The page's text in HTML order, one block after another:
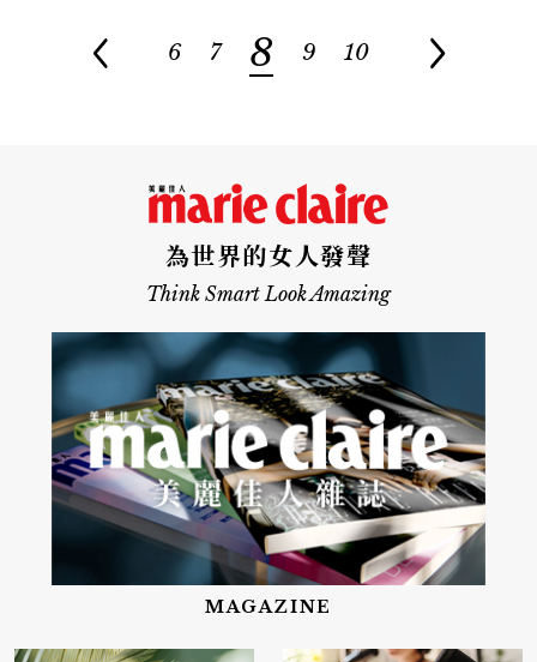
6 7 8 9 10
為世界的女人發聲
Think Smart Look Amazing
MAGAZINE